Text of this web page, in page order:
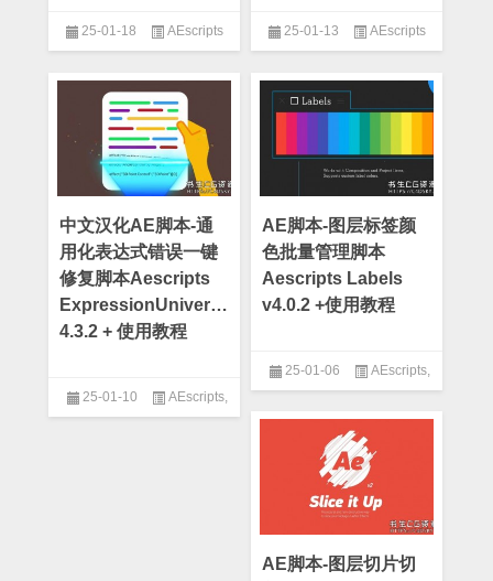
25-01-18 AEscripts 25-01-13 AEscripts
中文汉化AE脚本-通
用化表达式错误一键
修复脚本Aescripts
ExpressionUniversalizer
4.3.2 + 使用教程
25-01-10 AEscripts,
AE脚本-图层标签颜
色批量管理脚本
Aescripts Labels
v4.0.2 +使用教程
25-01-06 AEscripts,
AE脚本-图层切片切